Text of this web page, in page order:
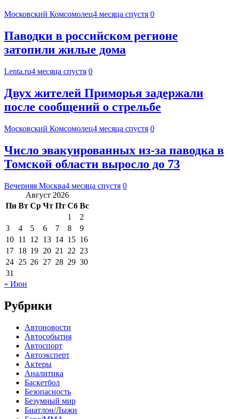
Московский Комсомолец4 месяца спустя 0
Паводки в российском регионе
затопили жилые дома
Lenta.ru4 месяца спустя 0
Двух жителей Приморья задержали
после сообщений о стрельбе
Московский Комсомолец4 месяца спустя 0
Число эвакуированных из-за паводка в
Томской области выросло до 73
Вечерняя Москва4 месяца спустя 0
Август 2026
Пн Вт Ср Чт Пт Сб Вс
1
2
3
4 5 6 7 8
9
10 11 12 13 14 15 16
17 18 19 20 21 22 23
24 25 26 27 28 29 30
31
« Июн
Рубрики
Автоновости
Автособытия
Автоспорт
Автоэксперт
Актеры
Аналитика
Баскетбол
Безопасность
Безумный мир
Биатлон/Лыжи